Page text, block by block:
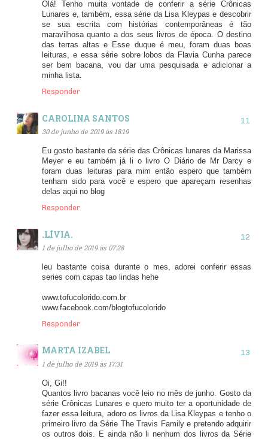
Olá! Tenho muita vontade de conferir a série Crônicas
Lunares e, também, essa série da Lisa Kleypas e descobrir
se sua escrita com histórias contemporâneas é tão
maravilhosa quanto a dos seus livros de época. O destino
das terras altas e Esse duque é meu, foram duas boas
leituras, e essa série sobre lobos da Flavia Cunha parece
ser bem bacana, vou dar uma pesquisada e adicionar a
minha lista.
Responder
CAROLINA SANTOS
30 de junho de 2019 às 18:19
Eu gosto bastante da série das Crônicas lunares da Marissa
Meyer e eu também já li o livro O Diário de Mr Darcy e
foram duas leituras para mim então espero que também
tenham sido para você e espero que apareçam resenhas
delas aqui no blog
Responder
.LÍVIA.
1 de julho de 2019 às 07:28
leu bastante coisa durante o mes, adorei conferir essas
series com capas tao lindas hehe
www.tofucolorido.com.br
www.facebook.com/blogtofucolorido
Responder
MARTA IZABEL
1 de julho de 2019 às 17:31
Oi, Gi!!
Quantos livro bacanas você leio no mês de junho. Gosto da
série Crônicas Lunares e quero muito ter a oportunidade de
fazer essa leitura, adoro os livros da Lisa Kleypas e tenho o
primeiro livro da Série The Travis Family e pretendo adquirir
os outros dois. E ainda não li nenhum dos livros da Série